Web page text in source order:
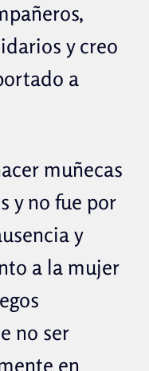
y creo
a
muñecas
y no fue por
y
a la mujer
no ser
en